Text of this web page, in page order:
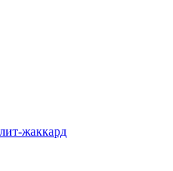
жаккард